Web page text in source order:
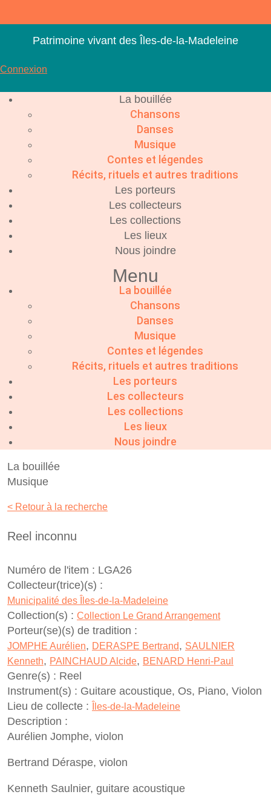
contenu
Patrimoine vivant des Îles-de-la-Madeleine
Connexion
La bouillée
Chansons
Danses
Musique
Contes et légendes
Récits, rituels et autres traditions
Les porteurs
Les collecteurs
Les collections
Les lieux
Nous joindre
Menu
La bouillée
Chansons
Danses
Musique
Contes et légendes
Récits, rituels et autres traditions
Les porteurs
Les collecteurs
Les collections
Les lieux
Nous joindre
La bouillée
Musique
< Retour à la recherche
Reel inconnu
Numéro de l'item : LGA26
Collecteur(trice)(s) :
Municipalité des Îles-de-la-Madeleine
Collection(s) : Collection Le Grand Arrangement
Porteur(se)(s) de tradition :
JOMPHE Aurélien, DERASPE Bertrand, SAULNIER
Kenneth, PAINCHAUD Alcide, BENARD Henri-Paul
Genre(s) : Reel
Instrument(s) : Guitare acoustique, Os, Piano, Violon
Lieu de collecte :
Îles-de-la-Madeleine
Description :
Aurélien Jomphe, violon
Bertrand Déraspe, violon
Kenneth Saulnier, guitare acoustique